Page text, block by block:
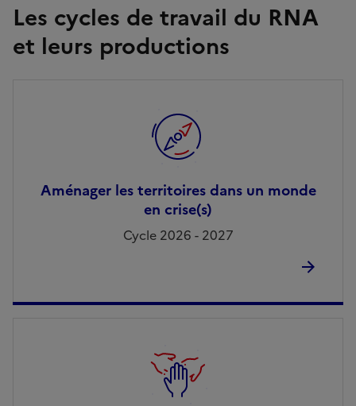
Les cycles de travail du RNA
et leurs productions
Aménager les territoires dans un monde
en crise(s)
Cycle 2026 - 2027